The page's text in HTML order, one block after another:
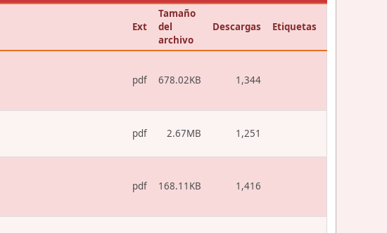
Ext
Tamaño
del
archivo
Descargas Etiquetas
pdf 678.02KB 1,344
pdf 2.67MB 1,251
pdf 168.11KB 1,416